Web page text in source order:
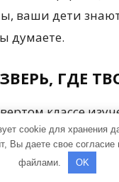
ваши дети
думаете.
ГДЕ
классе
усвоили,
обитать, исходя
cookie для хранения
Вы даете свое согласие
файлами.
OK